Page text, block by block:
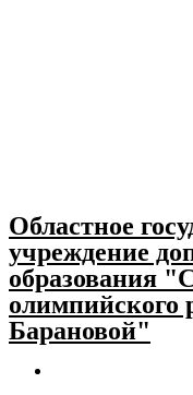
Областное
учреждение
образования
олимпийского
Барановой"